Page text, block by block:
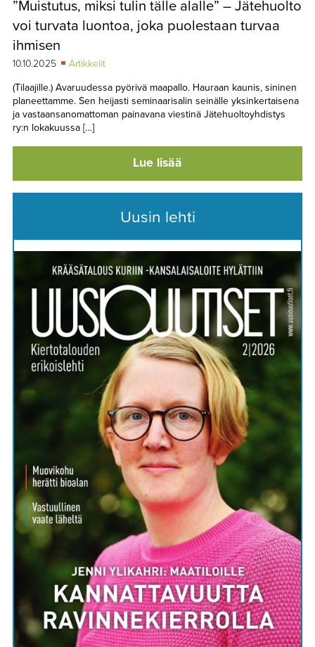
TAPAHTUMAT
YHTEYSTIEDOT
”Muistutus, miksi tulin tälle alalle” – Jätehuolto
voi turvata luontoa, joka puolestaan turvaa
ihmisen
10.10.2025
Artikkelit
(Tilaajille.) Avaruudessa pyörivä maapallo. Hauraan kaunis, sininen
planeettamme. Sen heijasti seminaarisalin seinälle yksinkertaisena
ja vastaansanomattoman painavana viestinä Jätehuoltoyhdistys
ry:n lokakuussa […]
Lue lisää
Uusin lehti